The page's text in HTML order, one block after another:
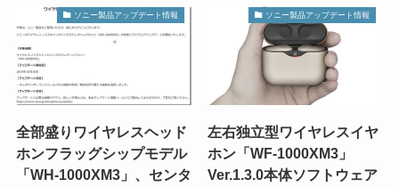
ソニー製品アップデート情報
全部盛りワイヤレスヘッド
ホンフラッグシップモデル
「WH-1000XM3」、センタ
ソニー製品アップデート情報
左右独立型ワイヤレスイヤ
ホン「WF-1000XM3」
Ver.1.3.0本体ソフトウェア